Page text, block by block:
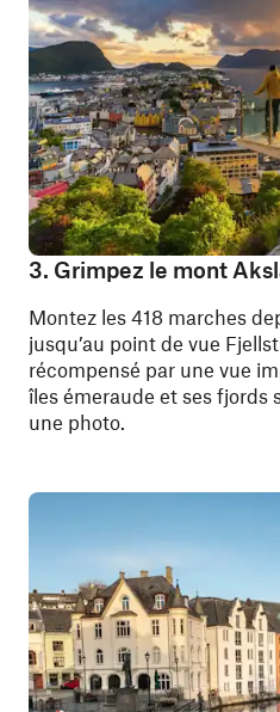
3. Grimpez le mont
Montez les 418 marches
jusqu’au point de vue
récompensé par une vue
îles émeraude et ses fjords
une photo.